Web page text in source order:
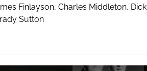
Finlayson, Charles Middleton, Dick
Sutton